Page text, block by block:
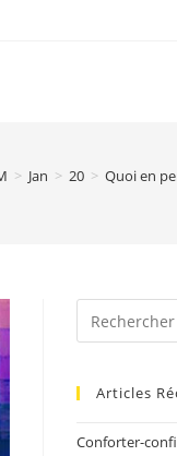
> Jan > 20 > Quoi en
Articles
Conforter-